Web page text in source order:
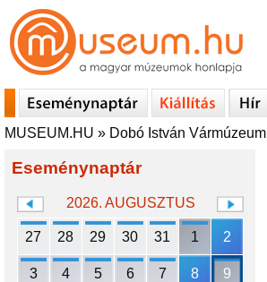
MUSEUM.HU » Dobó István Vármúzeum
Eseménynaptár
2026. AUGUSZTUS
27 28 29 30 31 1 2
3 4 5 6 7 8 9